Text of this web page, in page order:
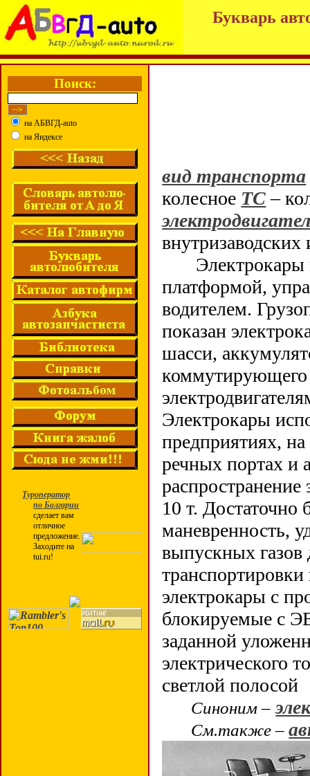
Букварь
Поиск:
на АБВГД-auto
на Яндексе
Туроператор
по Болгарии
сделает вам
отличное
предложение.
Заходите на
tui.ru!
вид транспорта
колесное ТС–
Электрокары
платформой,
водителем.
показан
шасси,
коммутирующего
Электрокары
предприятиях,
речных портах и
10 т. Достаточно
маневренность,
выпускных газов
электрокары с
блокируемые с
заданной
электрического
светлой полосой
Синоним –
См.также –